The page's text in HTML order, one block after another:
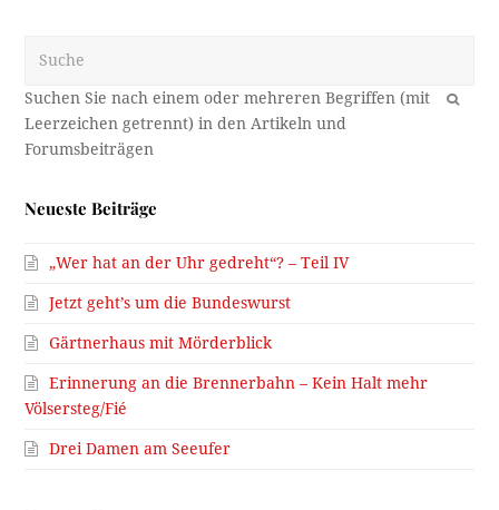
OK
Neueste Beiträge
„Wer hat an der Uhr gedreht“? – Teil IV
Jetzt geht’s um die Bundeswurst
Gärtnerhaus mit Mörderblick
Erinnerung an die Brennerbahn – Kein Halt mehr
Völsersteg/Fié
Drei Damen am Seeufer